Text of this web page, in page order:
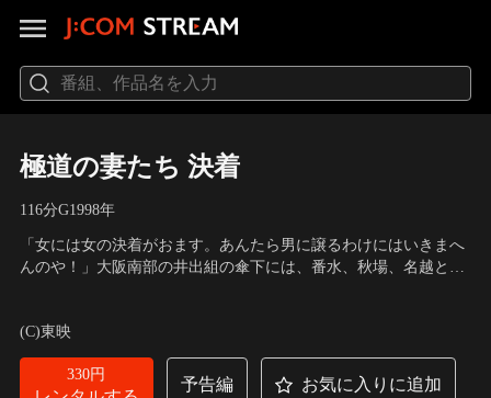
極道の妻たち 決着
116分G1998年
「女には女の決着がおます。あんたら男に譲るわけにはいきまへ
んのや！」大阪南部の井出組の傘下には、番水、秋場、名越とい
動揺が走る時、極妻たちは如何に行動し、如何に戦うのか…。岩
下志麻姐シリーズの最終章！
(C)東映
330円
予告編 お気に入りに追加